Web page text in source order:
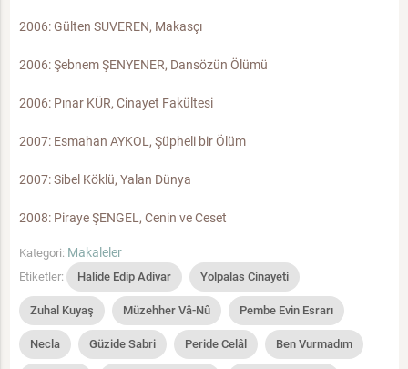
2006: Gülten SUVEREN, Makasçı
2006: Şebnem ŞENYENER, Dansözün Ölümü
2006: Pınar KÜR, Cinayet Fakültesi
2007: Esmahan AYKOL, Şüpheli bir Ölüm
2007: Sibel Köklü, Yalan Dünya
2008: Piraye ŞENGEL, Cenin ve Ceset
Kategori: Makaleler
Etiketler: Halide Edip Adivar Yolpalas Cinayeti
Zuhal Kuyaş Müzehher Vâ-Nû Pembe Evin Esrarı
Necla Güzide Sabri Peride Celâl Ben Vurmadım